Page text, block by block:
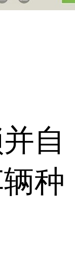
自
种